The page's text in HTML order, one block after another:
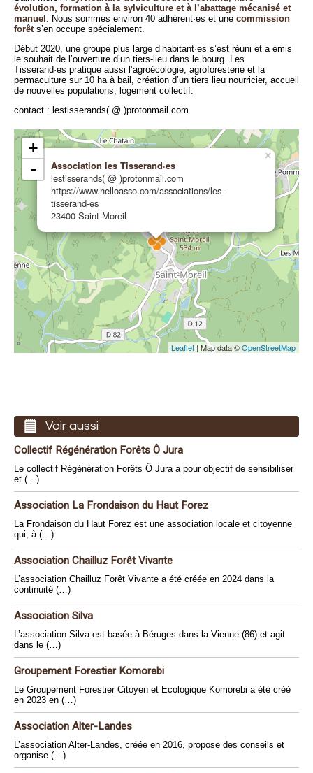
évolution, formation à la sylviculture et à l’abattage mécanisé et
manuel . Nous sommes environ 40 adhérent·es et une commission
forêts’en occupe spécialement.
Début 2020, une groupe plus large d’habitant·es s’est réuni et a émis
le souhait de l’ouverture d’un tiers-lieu dans le bourg. Les
Tisserand·es pratique aussi l’agroécologie, agroforesterie et la
permaculture sur 10 ha à bail, création d’un tiers lieu nourricier, accueil
de nouvelles populations, logement collectif.
contact : lestisserands( @ )protonmail.com
×
Association les Tisserand·es
lestisserands( @ )protonmail.com
https://www.helloasso.com/associations/les-
tisserand-es
23400 Saint-Moreil
+
-
Leaflet | Map data ©OpenStreetMap
Voir aussi
Collectif Régénération Forêts Ô Jura
Le collectif Régénération Forêts Ô Jura a pour objectif de sensibiliser
et (…)
Association La Frondaison du Haut Forez
La Frondaison du Haut Forez est une association locale et citoyenne
qui, à (…)
Association Chailluz Forêt Vivante
L’association Chailluz Forêt Vivante a été créée en 2024 dans la
continuité (…)
Association Silva
L’association Silva est basée à Béruges dans la Vienne (86) et agit
dans le (…)
Groupement Forestier Komorebi
Le Groupement Forestier Citoyen et Ecologique Komorebi a été créé
en 2023 en (…)
Association Alter-Landes
L’association Alter-Landes, créée en 2016, propose des conseils et
organise (…)